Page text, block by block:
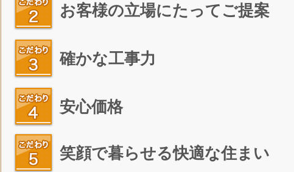
お客様の立場にたってご提案
確かな工事力
安心価格
笑顔で暮らせる快適な住まい